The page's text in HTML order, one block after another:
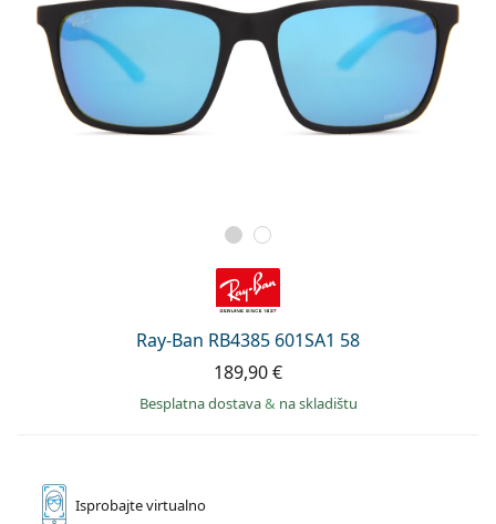
Ray-Ban RB4385 601SA1 58
189,90 €
Besplatna dostava& na skladištu
Isprobajtevirtualno